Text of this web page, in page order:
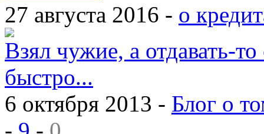
27 августа 2016 - о
Взял чужие, а отдавать-
быстро...
6 октября 2013 - Блог о